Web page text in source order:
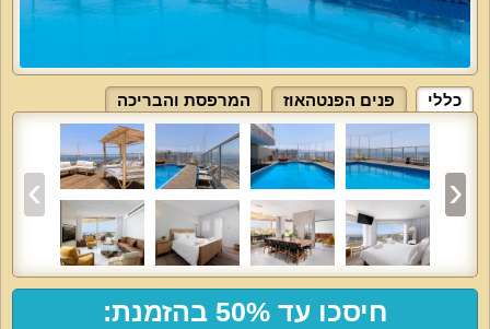
כללי פנים הפנטהאוז המרפסת והבריכה
חיסכו עד 50% בהזמנת: